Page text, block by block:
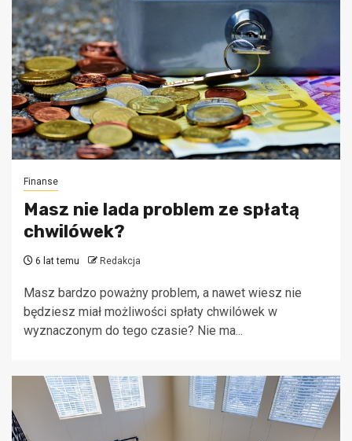
Finanse
Masz nie lada problem ze spłatą
chwilówek?
6 lat temu Redakcja
Masz bardzo poważny problem, a nawet wiesz nie
będziesz miał możliwości spłaty chwilówek w
wyznaczonym do tego czasie? Nie ma...